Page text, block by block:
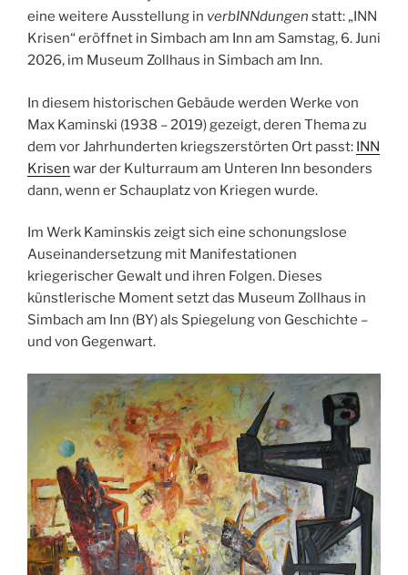
eine weitere Ausstellung in verbINNdungen statt: „INN
Krisen“ eröffnet in Simbach am Inn am Samstag, 6. Juni
2026, im Museum Zollhaus in Simbach am Inn.
In diesem historischen Gebäude werden Werke von
Max Kaminski (1938 – 2019) gezeigt, deren Thema zu
dem vor Jahrhunderten kriegszerstörten Ort passt: INN
Krisen war der Kulturraum am Unteren Inn besonders
dann, wenn er Schauplatz von Kriegen wurde.
Im Werk Kaminskis zeigt sich eine schonungslose
Auseinandersetzung mit Manifestationen
kriegerischer Gewalt und ihren Folgen. Dieses
künstlerische Moment setzt das Museum Zollhaus in
Simbach am Inn (BY) als Spiegelung von Geschichte –
und von Gegenwart.